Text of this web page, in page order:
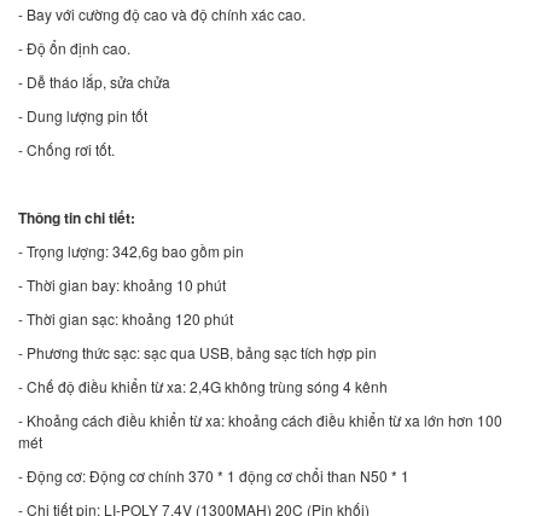
- Bay với cường độ cao và độ chính xác cao.
- Độ ổn định cao.
- Dễ tháo lắp, sửa chửa
- Dung lượng pin tốt
- Chống rơi tốt.
Thông tin chi tiết:
- Trọng lượng: 342,6g bao gồm pin
- Thời gian bay: khoảng 10 phút
- Thời gian sạc: khoảng 120 phút
- Phương thức sạc: sạc qua USB, bảng sạc tích hợp pin
- Chế độ điều khiển từ xa: 2,4G không trùng sóng 4 kênh
- Khoảng cách điều khiển từ xa: khoảng cách điều khiển từ xa lớn hơn 100
mét
- Động cơ: Động cơ chính 370 * 1 động cơ chổi than N50 * 1
- Chi tiết pin: LI-POLY 7.4V (1300MAH) 20C (Pin khối)